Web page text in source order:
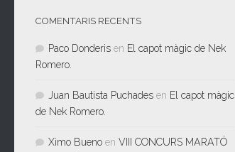
COMENTARIS RECENTS
Paco Donderis en El capot màgic de Nek
Romero.
Juan Bautista Puchades en El capot màgic
de Nek Romero.
Ximo Bueno en VIII CONCURS MARATÓ